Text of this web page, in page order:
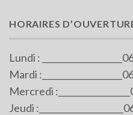
HORAIRES
Lundi :
Mardi
Mercredi
Jeudi